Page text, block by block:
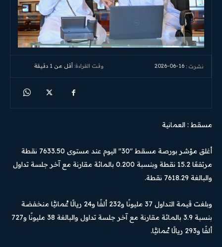
نشرت : 2026-06-16 وقت القراءة: أقل من 1 دقيقة
مسقط : العمانية
أغلق مؤشر بورصة مسقط "30" اليوم عند مستوى 7633.50 نقطة
مرتفعًا 15.2 نقطة وبنسبة 0.200 بالمائة مقارنة مع آخر جلسة تداول
والبالغة 7618.29 نقطة.
وبلغت قيمة التداول 37 مليونًا و232 ألفًا و24 ريالًا عُمانيًّا منخفضة
بنسبة 3.9 بالمائة مقارنة مع آخر جلسة تداول والبالغة 38 مليونًا و727
ألفًا و293 ريالًا عُمانيًّا.